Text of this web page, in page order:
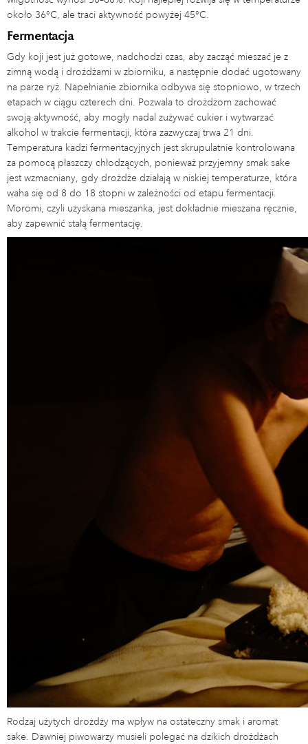
około 36°C, ale traci aktywność powyżej 45°C.
Fermentacja
Gdy koji jest już gotowe, nadchodzi czas, aby zacząć mieszać je z
zimną wodą i drożdżami w zbiorniku, a następnie dodać ugotowany
na parze ryż. Napełnianie zbiornika odbywa się stopniowo, w trzech
etapach w ciągu czterech dni. Pozwala to drożdżom zachować
swoją aktywność, aby mogły nadal zużywać cukier i wytwarzać
alkohol w trakcie fermentacji, która zazwyczaj trwa 21 dni.
Temperatura kadzi fermentacyjnych jest skrupulatnie kontrolowana
za pomocą płaszczy chłodzących, ponieważ przyjemny smak sake
jest wzmacniany, gdy drożdże działają w niskiej temperaturze, która
waha się od 8 do 18 stopni w zależności od etapu fermentacji.
Moromi, czyli uzyskana mieszanka, jest dokładnie mieszana ręcznie,
aby zapewnić stałą fermentację.
Rodzaj użytych drożdży ma wpływ na ostateczny smak i aromat
sake. Dawniej piwowarzy musieli polegać na dzikich drożdżach